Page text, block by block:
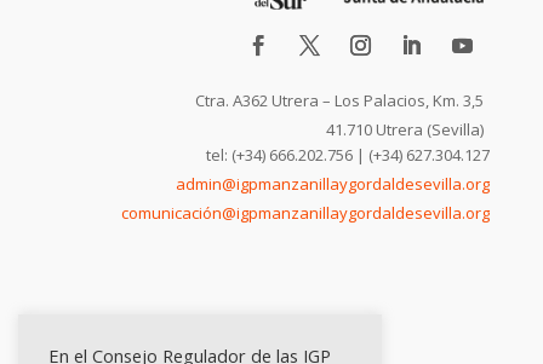
Ctra. A362 Utrera – Los Palacios, Km. 3,5
41.710 Utrera (Sevilla)
tel: (+34) 666.202.756 | (+34) 627.304.127
admin@igpmanzanillaygordaldesevilla.org
comunicación@igpmanzanillaygordaldesevilla.org
En el Consejo Regulador de las IGP